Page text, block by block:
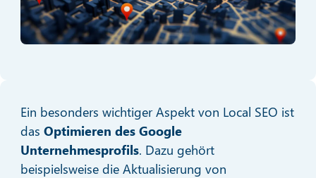
Ein besonders wichtiger Aspekt von Local SEO ist
das Optimieren des Google
Unternehmesprofils. Dazu gehört
beispielsweise die Aktualisierung von